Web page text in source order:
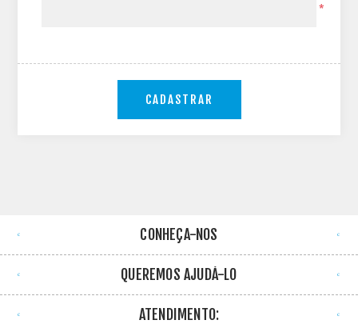
*
CADASTRAR
CONHEÇA-NOS
QUEREMOS AJUDÁ-LO
ATENDIMENTO: